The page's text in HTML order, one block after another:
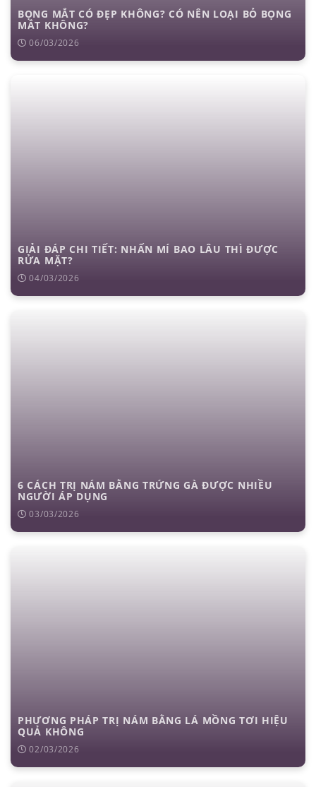
BỌNG MẮT CÓ ĐẸP KHÔNG? CÓ NÊN LOẠI BỎ BỌNG
MẮT KHÔNG?
06/03/2026
GIẢI ĐÁP CHI TIẾT: NHẤN MÍ BAO LÂU THÌ ĐƯỢC
RỬA MẶT?
04/03/2026
6 CÁCH TRỊ NÁM BẰNG TRỨNG GÀ ĐƯỢC NHIỀU
NGƯỜI ÁP DỤNG
03/03/2026
PHƯƠNG PHÁP TRỊ NÁM BẰNG LÁ MỒNG TƠI HIỆU
QUẢ KHÔNG
02/03/2026